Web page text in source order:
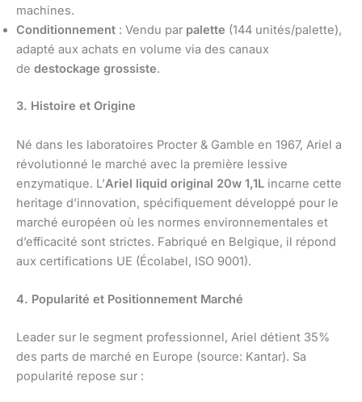
machines.
Conditionnement : Vendu par palette (144 unités/palette),
adapté aux achats en volume via des canaux
de destockage grossiste.
3. Histoire et Origine
Né dans les laboratoires Procter & Gamble en 1967, Ariel a
révolutionné le marché avec la première lessive
enzymatique. L’Ariel liquid original 20w 1,1L incarne cette
heritage d’innovation, spécifiquement développé pour le
marché européen où les normes environnementales et
d’efficacité sont strictes. Fabriqué en Belgique, il répond
aux certifications UE (Écolabel, ISO 9001).
4. Popularité et Positionnement Marché
Leader sur le segment professionnel, Ariel détient 35%
des parts de marché en Europe (source: Kantar). Sa
popularité repose sur :